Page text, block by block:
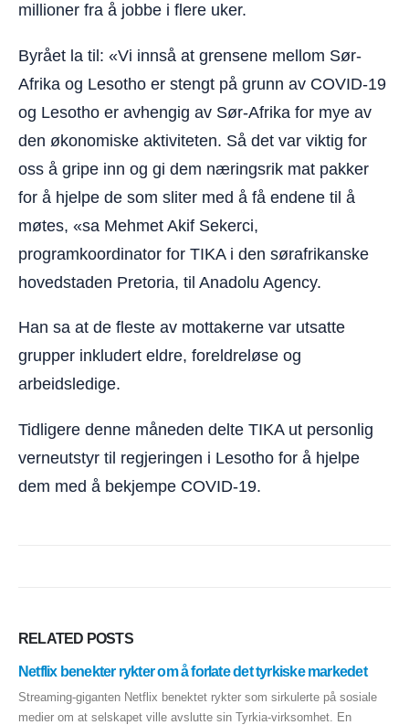
millioner fra å jobbe i flere uker.
Byrået la til: «Vi innså at grensene mellom Sør-
Afrika og Lesotho er stengt på grunn av COVID-19
og Lesotho er avhengig av Sør-Afrika for mye av
den økonomiske aktiviteten. Så det var viktig for
oss å gripe inn og gi dem næringsrik mat pakker
for å hjelpe de som sliter med å få endene til å
møtes, «sa Mehmet Akif Sekerci,
programkoordinator for TIKA i den sørafrikanske
hovedstaden Pretoria, til Anadolu Agency.
Han sa at de fleste av mottakerne var utsatte
grupper inkludert eldre, foreldreløse og
arbeidsledige.
Tidligere denne måneden delte TIKA ut personlig
verneutstyr til regjeringen i Lesotho for å hjelpe
dem med å bekjempe COVID-19.
RELATED POSTS
Netflix benekter rykter om å forlate det tyrkiske markedet
Streaming-giganten Netflix benektet rykter som sirkulerte på sosiale
medier om at selskapet ville avslutte sin Tyrkia-virksomhet. En